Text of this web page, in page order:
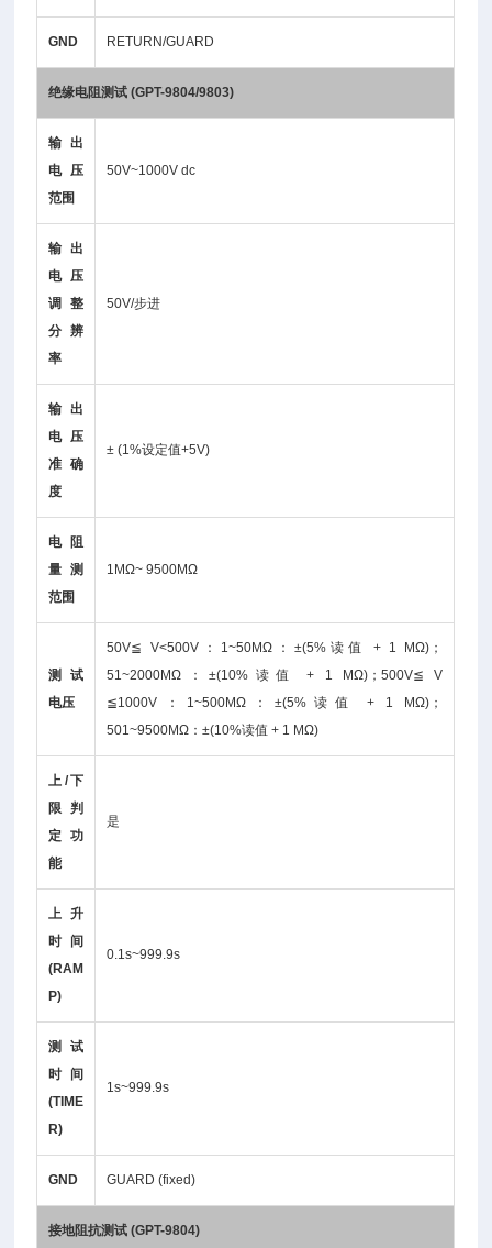
GND RETURN/GUARD
绝缘电阻测试 (GPT-9804/9803)
输出
电压
范围
50V~1000V dc
输出
电压
调整
分辨
率
50V/步进
输出
电压
准确
度
± (1%设定值+5V)
电阻
量测
范围
1MΩ~ 9500MΩ
测试
电压
50V≦ V<500V：1~50MΩ：±(5%读值 + 1 MΩ)；
51~2000MΩ：±(10%读值 + 1 MΩ)；500V≦ V
≦1000V：1~500MΩ：±(5%读值 + 1 MΩ)；
501~9500MΩ：±(10%读值 + 1 MΩ)
上/下
限判
定功
能
是
上升
时间
(RAM
P)
0.1s~999.9s
测试
时间
(TIME
R)
1s~999.9s
GND GUARD (fixed)
接地阻抗测试 (GPT-9804)